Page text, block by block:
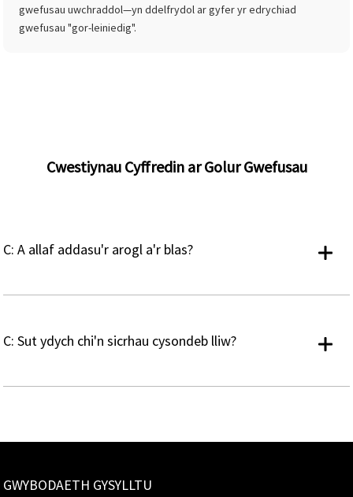
gwefusau uwchraddol—yn ddelfrydol ar gyfer yr edrychiad
gwefusau "gor-leiniedig".
Cwestiynau Cyffredin ar Golur Gwefusau
C: A allaf addasu'r arogl a'r blas?
C: Sut ydych chi'n sicrhau cysondeb lliw?
GWYBODAETH GYSYLLTU